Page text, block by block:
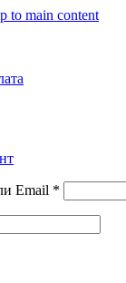
to main content
Email *